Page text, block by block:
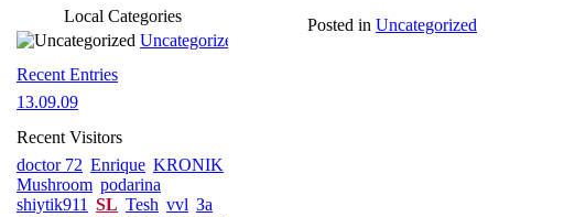
Posted in Uncategorized
Local Categories
Uncategorized
Recent Entries
13.09.09
Recent Visitors
doctor 72 Enrique KRONIK
Mushroom podarina
shiytik911 SL Tesh vvl За